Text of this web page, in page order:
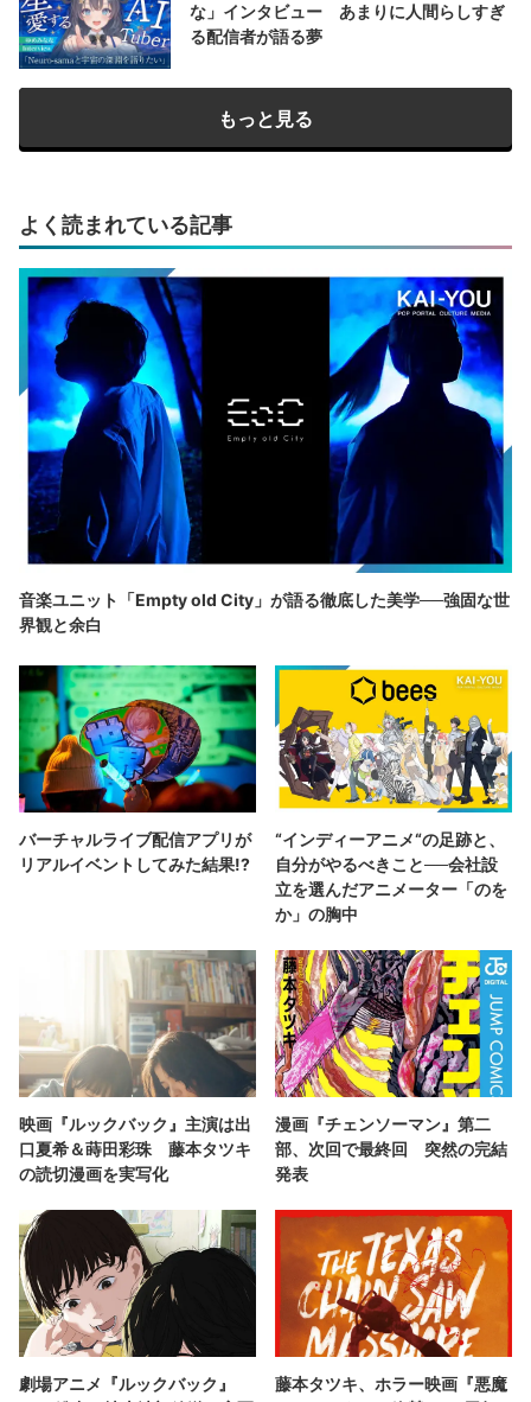
な」インタビュー あまりに人間らしすぎ
る配信者が語る夢
もっと見る
よく読まれている記事
音楽ユニット「Empty old City」が語る徹底した美学──強固な世
界観と余白
バーチャルライブ配信アプリが
リアルイベントしてみた結果!?
“インディーアニメ“の足跡と、
自分がやるべきこと──会社設
立を選んだアニメーター「のを
か」の胸中
映画『ルックバック』主演は出
口夏希＆蒔田彩珠 藤本タツキ
の読切漫画を実写化
漫画『チェンソーマン』第二
部、次回で最終回 突然の完結
発表
劇場アニメ『ルックバック』
藤本タツキ、ホラー映画『悪魔